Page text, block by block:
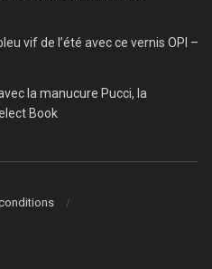
vif de l’été avec ce vernis OPI –
la manucure Pucci, la
Book